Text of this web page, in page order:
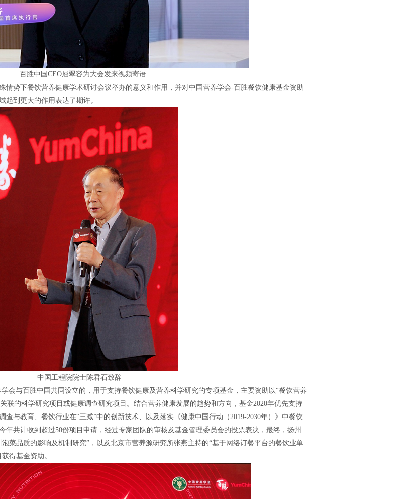
国 CEO屈翠容为大会发来视频寄语
情势下餐饮营养健康学术研讨会议举办的意义和作用，并对中国营养学会-百胜餐饮健康基金资助
起到更大的作用表达了期许。
中国工程院院士陈君石致辞
会与百胜中国共同设立的，用于支持餐饮健康及营养科学研究的专项基金，主要资助以“餐饮营养
联的科学研究项目或健康调查研究项目。结合营养健康发展的趋势和方向，基金2020年优先支持
查与教育、 餐饮行业在“三减”中的创新技术、以及落实《健康中国行动（2019-2030年）》中餐饮
年共计收到超过50份项目申请，经过专家团队的审核及基金管理委员会的投票表决，最终， 扬州
菜品质的影响及机制研究”，以及北京市营养源研究所张燕主持的“基于网络订餐平台的餐饮业单
得基金资助。